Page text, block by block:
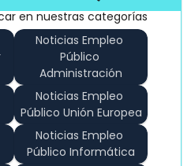
en nuestras categorías
Noticias Empleo
Público
Administración
Noticias Empleo
Público Unión Europea
Noticias Empleo
Público Informática